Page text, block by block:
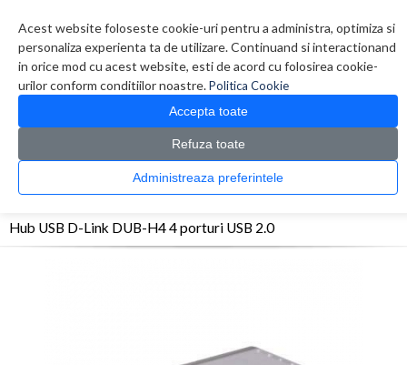
Acest website foloseste cookie-uri pentru a administra, optimiza si
personaliza experienta ta de utilizare. Continuand si interactionand
in orice mod cu acest website, esti de acord cu folosirea cookie-
urilor conform conditiilor noastre.Politica Cookie
Accepta toate
Refuza toate
Administreaza preferintele
0 produs(e)
CATALOG PRODUSE
> Hub-uri USB >
Hub USB D-Link DUB-H4 4 porturi USB
Hub USB D-Link DUB-H4 4 porturi USB 2.0